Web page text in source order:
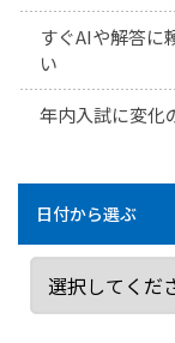
すぐAIや解答に
い
年内入試に変化
日付から選ぶ